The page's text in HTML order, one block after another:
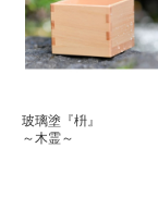
玻璃塗『枡』
～木霊～